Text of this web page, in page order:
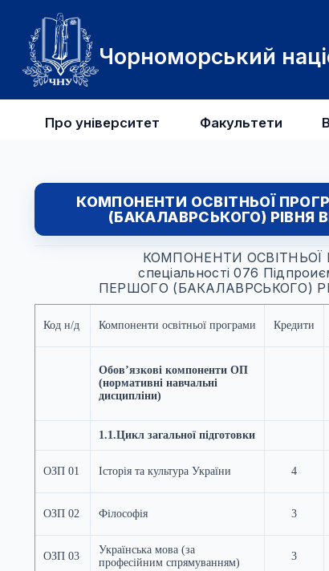
Чорноморський
Про університет Факультети
КОМПОНЕНТИ ОСВІТНЬОЇ
(БАКАЛАВРСЬКОГО) РІВНЯ
КОМПОНЕНТИ ОСВІТНЬОЇ
спеціальності 076
ПЕРШОГО (БАКАЛАВРСЬКОГО)
Код н/д Компоненти освітньої програми Кредити
Обов’язкові компоненти ОП
(нормативні навчальні
дисципліни)
1.1.Цикл загальної підготовки
ОЗП 01 Історія та культура України 4
ОЗП 02 Філософія 3
ОЗП 03
Українська мова (за
професійним спрямуванням)
3